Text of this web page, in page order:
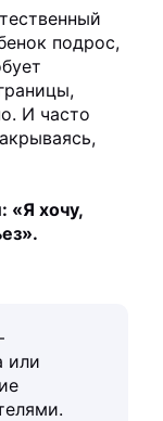
подрос,
И часто
«Я хочу,
или